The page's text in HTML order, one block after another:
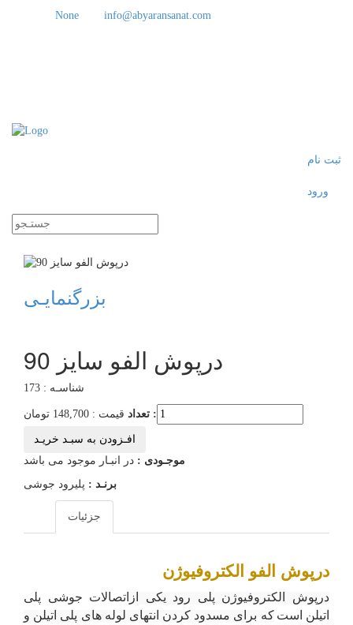
None info@abyaransanat.com
ثبت نام
ورود
بزرگنمایـی
درپوش الفو سایز 90
شناسـه : 173
قیمت : 148,700 تومان تعداد :
افـزودن به سبـد خریـد
موجـودی : در انبـار موجود می باشد
برنـد : پلیرود جوشی
جزئیات
درپوش الفو الکتروفیوژن
درپوش الکتروفیوژن پلی رود یکی از اتصالات جوشی پلی
اتیلن است که برای مسدود کردن انتهای لوله های پلی اتیلن و